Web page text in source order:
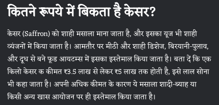
कितने रूपये में बिकता है केसर?
केसर (Saffron) को शाही मसाला माना जाता है, और इसका यूज भी शाही
व्यंजनों में किया जाता है। आमतौर पर मीठी और शाही डिशेज, बिरयानी-पुलाव,
और दूध से बने फूड आयटम्स में इसका इस्तेमाल किया जाता है। बता दें कि एक
किलो केसर क कीमत ₹3.5 लाख से लेकर ₹5 लाख तक होती है, इसे लाल सोना
भी कहा जाता है। अपनी अधिक कीमत के कारण ये मसाला शादी-ब्याह या
किसी अन्य खास आयोजन पर ही इस्तेमाल किया जाता है।